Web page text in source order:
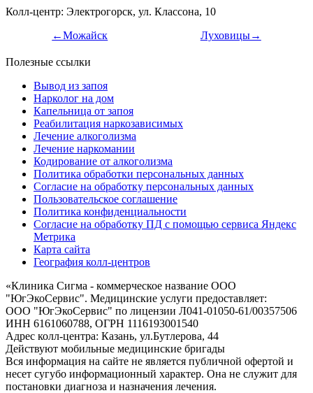
Колл-центр: Электрогорск, ул. Классона, 10
←Можайск
Луховицы→
Полезные ссылки
Вывод из запоя
Нарколог на дом
Капельница от запоя
Реабилитация наркозависимых
Лечение алкоголизма
Лечение наркомании
Кодирование от алкоголизма
Политика обработки персональных данных
Согласие на обработку персональных данных
Пользовательское соглашение
Политика конфиденциальности
Согласие на обработку ПД с помощью сервиса Яндекс
Метрика
Карта сайта
География колл-центров
«Клиника Сигма - коммерческое название ООО
"ЮгЭкоСервис". Медицинские услуги предоставляет:
ООО "ЮгЭкоСервис" по лицензии Л041-01050-61/00357506
ИНН 6161060788, ОГРН 1116193001540
Адрес колл-центра: Казань, ул.Бутлерова, 44
Действуют мобильные медицинские бригады
Вся информация на сайте не является публичной офертой и
несет сугубо информационный характер. Она не служит для
постановки диагноза и назначения лечения.